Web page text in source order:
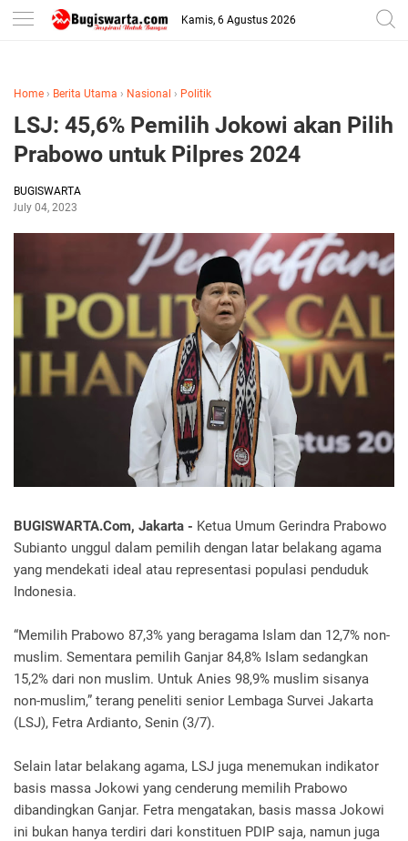
-->
Kamis, 6 Agustus 2026
Home › Berita Utama › Nasional › Politik
LSJ: 45,6% Pemilih Jokowi akan Pilih
Prabowo untuk Pilpres 2024
BUGISWARTA
July 04, 2023
BUGISWARTA.Com, Jakarta - Ketua Umum Gerindra Prabowo
Subianto unggul dalam pemilih dengan latar belakang agama
yang mendekati ideal atau representasi populasi penduduk
Indonesia.
“Memilih Prabowo 87,3% yang beragama Islam dan 12,7% non-
muslim. Sementara pemilih Ganjar 84,8% Islam sedangkan
15,2% dari non muslim. Untuk Anies 98,9% muslim sisanya
non-muslim,” terang peneliti senior Lembaga Survei Jakarta
(LSJ), Fetra Ardianto, Senin (3/7).
Selain latar belakang agama, LSJ juga menemukan indikator
basis massa Jokowi yang cenderung memilih Prabowo
dibandingkan Ganjar. Fetra mengatakan, basis massa Jokowi
ini bukan hanya terdiri dari konstituen PDIP saja, namun juga